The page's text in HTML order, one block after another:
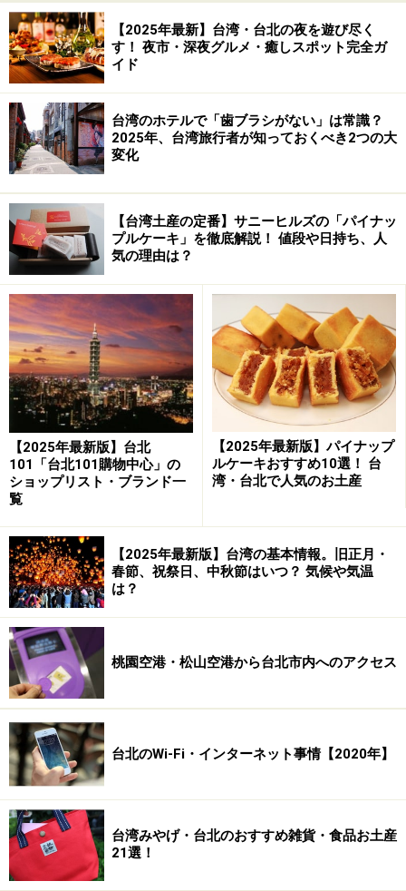
イデンティティを問い直すことにもつながりそうです。
■微熱の島 台湾
著者：岸本葉子
出版社：凱風社
発売日：1996年11月1日
定価：630円
微熱の島台湾 (朝日文庫 き 13-1)
Amazonで見る
※記事内容は執筆時点のものです。最新の内容をご確認くださ
い。
※海外を訪れる際には最新情報の入手に努め、「
ホームページ」を確認するなど、安全確保に十分注意を払ってく
ださい。
【2025年最新】台湾・台北の夜を遊び尽く
す！ 夜市・深夜グルメ・癒しスポット完全ガ
イド
台湾のホテルで「歯ブラシがない」は常識？
2025年、台湾旅行者が知っておくべき2つの大
変化
【台湾土産の定番】サニーヒルズの「パイナッ
プルケーキ」を徹底解説！ 値段や日持ち、人
気の理由は？
【2025年最新版】台北
101「台北101購物中心」の
ショップリスト・ブランド一
覧
【2025年最新版】パイナップ
ルケーキおすすめ10選！ 台
湾・台北で人気のお土産
【2025年最新版】台湾の基本情報。旧正月・
春節、祝祭日、中秋節はいつ？ 気候や気温
は？
桃園空港・松山空港から台北市内へのアクセス
台北のWi-Fi・インターネット事情【2020年】
台湾みやげ・台北のおすすめ雑貨・食品お土産
21選！